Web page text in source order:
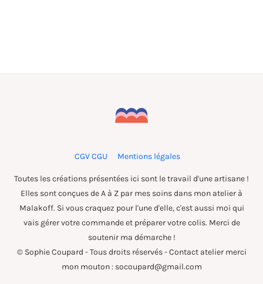
CGV CGU Mentions légales
Toutes les créations présentées ici sont le travail d'une artisane !
Elles sont conçues de A à Z par mes soins dans mon atelier à
Malakoff. Si vous craquez pour l'une d'elle, c'est aussi moi qui
vais gérer votre commande et préparer votre colis. Merci de
soutenir ma démarche !
© Sophie Coupard - Tous droits réservés - Contact atelier merci
mon mouton : socoupard@gmail.com